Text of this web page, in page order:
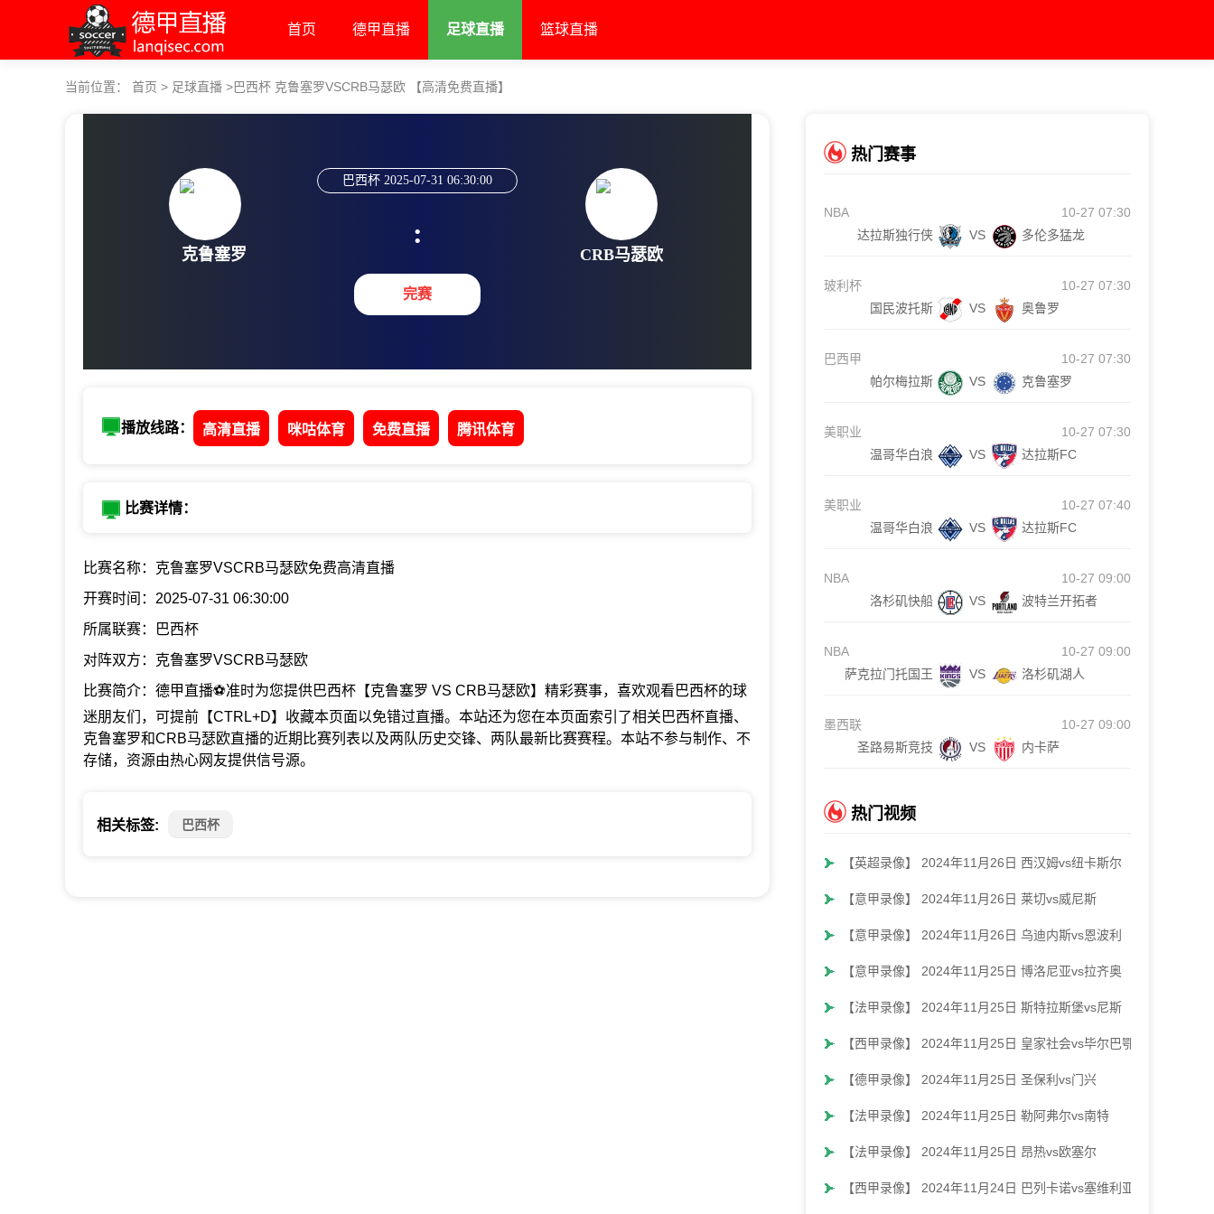
首页 德甲直播 足球直播 篮球直播
当前位置： 首页 > 足球直播 >巴西杯 克鲁塞罗VSCRB马瑟欧 【高清免费直播】
克鲁塞罗
巴西杯 2025-07-31 06:30:00
:
完赛
CRB马瑟欧
播放线路： 高清直播 咪咕体育 免费直播 腾讯体育
比赛详情：
比赛名称：克鲁塞罗VSCRB马瑟欧免费高清直播
开赛时间：2025-07-31 06:30:00
所属联赛：巴西杯
对阵双方：克鲁塞罗VSCRB马瑟欧
比赛简介：德甲直播⚽准时为您提供巴西杯【克鲁塞罗 VS CRB马瑟欧】精彩赛事，喜欢观看巴西杯的球
迷朋友们，可提前【CTRL+D】收藏本页面以免错过直播。本站还为您在本页面索引了相关巴西杯直播、
克鲁塞罗和CRB马瑟欧直播的近期比赛列表以及两队历史交锋、两队最新比赛赛程。本站不参与制作、不
存储，资源由热心网友提供信号源。
相关标签: 巴西杯
热门赛事
NBA
10-27 07:30
达拉斯独行侠
VS 多伦多猛龙
玻利杯
10-27 07:30
国民波托斯
VS 奥鲁罗
巴西甲
10-27 07:30
帕尔梅拉斯
VS 克鲁塞罗
美职业
10-27 07:30
温哥华白浪
VS 达拉斯FC
美职业
10-27 07:40
温哥华白浪
VS 达拉斯FC
NBA
10-27 09:00
洛杉矶快船
VS 波特兰开拓者
NBA
10-27 09:00
萨克拉门托国王
VS 洛杉矶湖人
墨西联
10-27 09:00
圣路易斯竞技
VS 内卡萨
热门视频
【英超录像】 2024年11月26日 西汉姆vs纽卡斯尔
【意甲录像】 2024年11月26日 莱切vs威尼斯
【意甲录像】 2024年11月26日 乌迪内斯vs恩波利
【意甲录像】 2024年11月25日 博洛尼亚vs拉齐奥
【法甲录像】 2024年11月25日 斯特拉斯堡vs尼斯
【西甲录像】 2024年11月25日 皇家社会vs毕尔巴鄂
【德甲录像】 2024年11月25日 圣保利vs门兴
【法甲录像】 2024年11月25日 勒阿弗尔vs南特
【法甲录像】 2024年11月25日 昂热vs欧塞尔
【西甲录像】 2024年11月24日 巴列卡诺vs塞维利亚